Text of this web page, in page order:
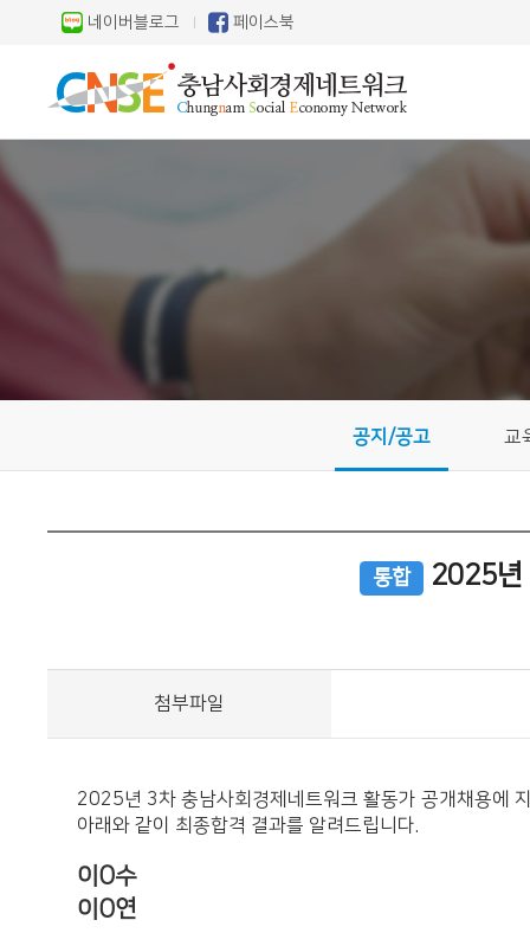
네이버블로그 페이스북
공지/공고 교
통합 2025년
첨부파일
2025년 3차 충남사회경제네트워크 활동가 공개채용에
아래와 같이 최종합격 결과를 알려드립니다.
이O수
이O연